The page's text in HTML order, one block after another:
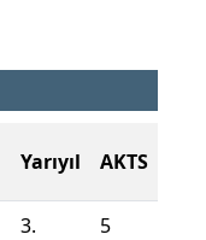
Yarıyıl AKTS
3.
5